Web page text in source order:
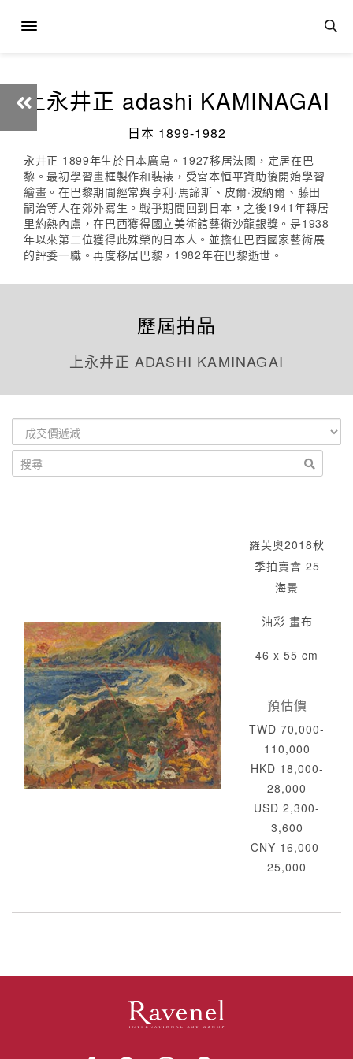
上永井正 adashi KAMINAGAI
日本 1899-1982
永井正 1899年生於日本廣島。1927移居法國，定居在巴
黎。最初學習畫框製作和裝裱，受宮本恒平資助後開始學習
繪畫。在巴黎期間經常與亨利·馬諦斯、皮爾·波納爾、藤田
嗣治等人在郊外寫生。戰爭期間回到日本，之後1941年轉居
里約熱內盧，在巴西獲得國立美術館藝術沙龍銀獎。是1938
年以來第二位獲得此殊榮的日本人。並擔任巴西國家藝術展
的評委一職。再度移居巴黎，1982年在巴黎逝世。
歷屆拍品
上永井正 ADASHI KAMINAGAI
羅芙奧2018秋
季拍賣會 25
海景
油彩 畫布
46 x 55 cm
預估價
TWD 70,000-
110,000
HKD 18,000-
28,000
USD 2,300-
3,600
CNY 16,000-
25,000